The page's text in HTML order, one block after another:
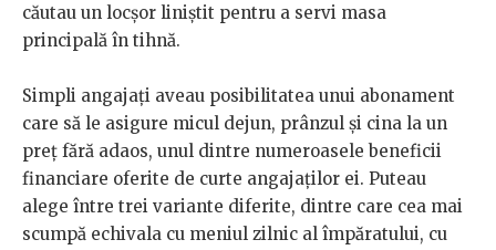
căutau un locșor liniștit pentru a servi masa
principală în tihnă.
Simpli angajați aveau posibilitatea unui abonament
care să le asigure micul dejun, prânzul și cina la un
preț fără adaos, unul dintre numeroasele beneficii
financiare oferite de curte angajaților ei. Puteau
alege între trei variante diferite, dintre care cea mai
scumpă echivala cu meniul zilnic al împăratului, cu